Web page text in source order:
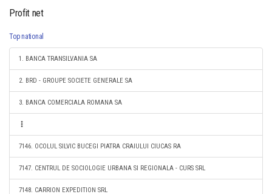
Profit net
Top national
1. BANCA TRANSILVANIA SA
2. BRD - GROUPE SOCIETE GENERALE SA
3. BANCA COMERCIALA ROMANA SA
7146. OCOLUL SILVIC BUCEGI PIATRA CRAIULUI CIUCAS RA
7147. CENTRUL DE SOCIOLOGIE URBANA SI REGIONALA - CURS SRL
7148. CARRION EXPEDITION SRL